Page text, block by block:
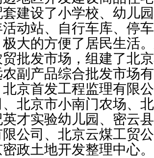
建设了小学校、幼儿
动站、自行车库、停
大的方便了居民生活
批发市场，组建了北
副产品综合批发市场
京首发工程监理有限
北京市小南门农场、
才实验幼儿园、密云
公司、北京云煤工贸
政土地开发整理中心。